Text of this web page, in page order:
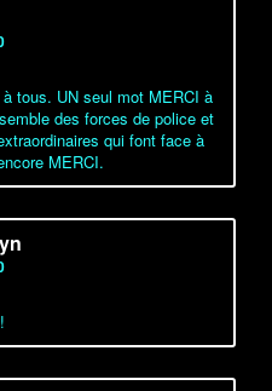
tous. UN seul mot MERCI à
des forces de police et
qui font face à
MERCI.